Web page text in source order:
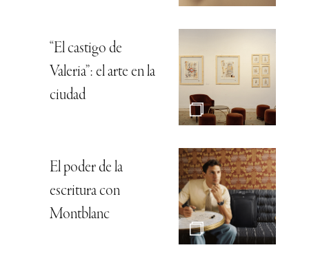
“El castigo de
Valeria”: el arte en la
ciudad
El poder de la
escritura con
Montblanc